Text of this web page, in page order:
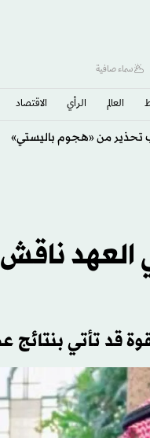
سماء صافية
العالم الرأي الاقتصاد
من «هجوم باليستي»
قد تأتي بنتائج